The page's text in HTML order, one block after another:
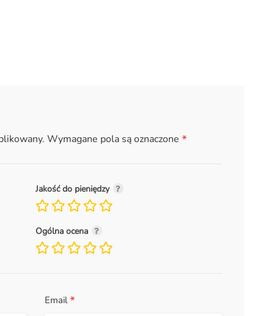
Wymagane pola są oznaczone *
Jakość do pieniędzy
Ogólna ocena
Email*